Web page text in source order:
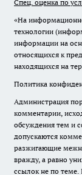
Спец. оценка по
«На
технологии
информации на
относящихся к
находящихся на
Политика
Администрация
комментарии,
обсуждения тем и
допускаются
разжигающие
вражду, а равно
ссылок не по теме.